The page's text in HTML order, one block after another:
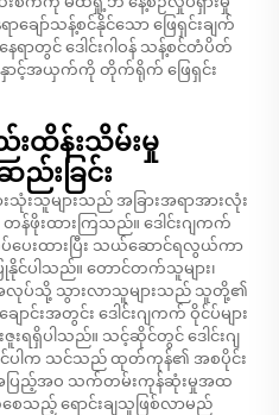
ာချော်သန့်စင်နိုင်သော ဖြေရှင်းချက်
ေရာတွင် ဒေါင်းဂါဝန် သန့်စင်တံပိတ်
နှောင့်အယှက်ကို တိုက်ရိုက် ဖြေရှင်း
းထိန်းသိမ်းမှု
းခြင်း
းသူများသည် အခြားအရာအားလုံး
ဖိုးထားကြသည်။ ဒေါင်းဂျကက်
ပေးထားပြီး သယ်ဆောင်ရလွယ်ကာ
င်ပါသည်။ တောင်တက်သူများ၊
ဉ် အလုပ်သို့ သွားလာသူများသည် သူတို့၏
းအတွင်း ဒေါင်းဂျကက် ဝိုင်ပ်များ
းရရှိပါသည်။ သင့်ဆိုင်တွင် ဒေါင်းဂျ
နိုင်ပါက သင်သည် ထုတ်ကုန်၏ အစပိုင်း
ပြည့်အဝ သက်တမ်းကုန်ဆုံးမှုအထ
ေသည့် ရောင်းချသူဖြစ်လာမည်